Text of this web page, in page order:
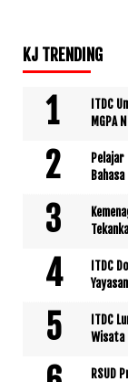
KJ TRENDING
ITDC
MGPA
ITDC
ITDC
Wisata
RSUD